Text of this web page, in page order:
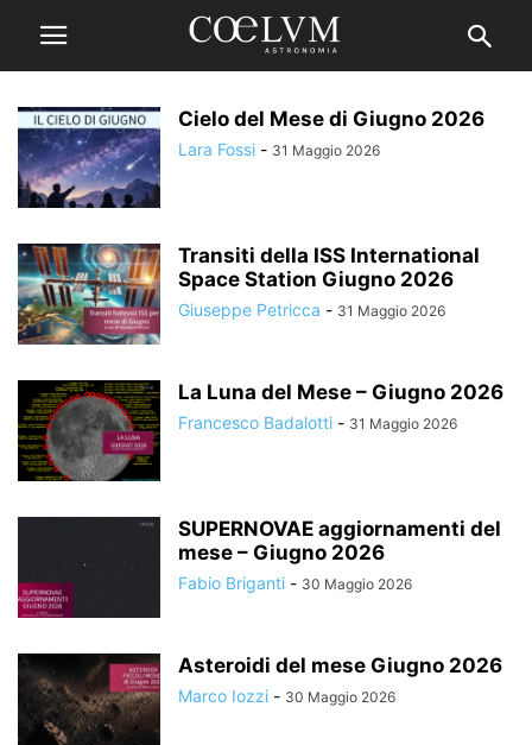
Cielo del Mese di Giugno 2026
Lara Fossi - 31 Maggio 2026
Transiti della ISS International
Space Station Giugno 2026
Giuseppe Petricca - 31 Maggio 2026
La Luna del Mese – Giugno 2026
Francesco Badalotti - 31 Maggio 2026
SUPERNOVAE aggiornamenti del
mese – Giugno 2026
Fabio Briganti - 30 Maggio 2026
Asteroidi del mese Giugno 2026
Marco Iozzi - 30 Maggio 2026